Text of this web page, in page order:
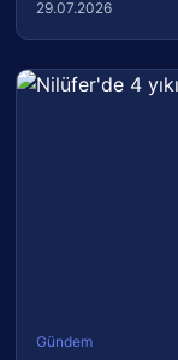
29.07.2026
Gündem